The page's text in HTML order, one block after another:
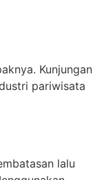
Kunjungan
pariwisata
lalu